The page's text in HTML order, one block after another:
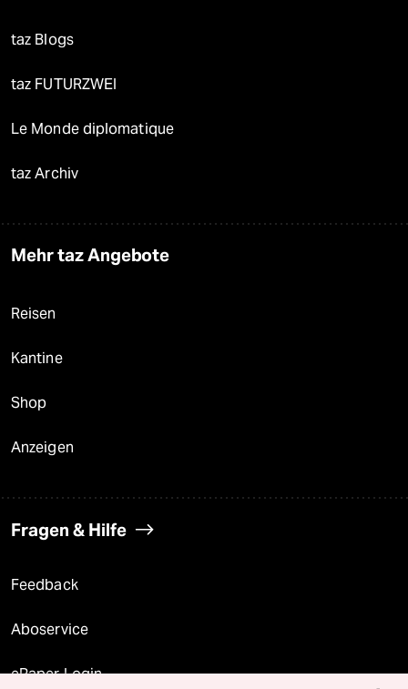
taz Blogs
taz FUTURZWEI
Le Monde diplomatique
taz Archiv
Mehr taz Angebote
Reisen
Kantine
Shop
Anzeigen
Fragen & Hilfe
Feedback
Aboservice
ePaper Login